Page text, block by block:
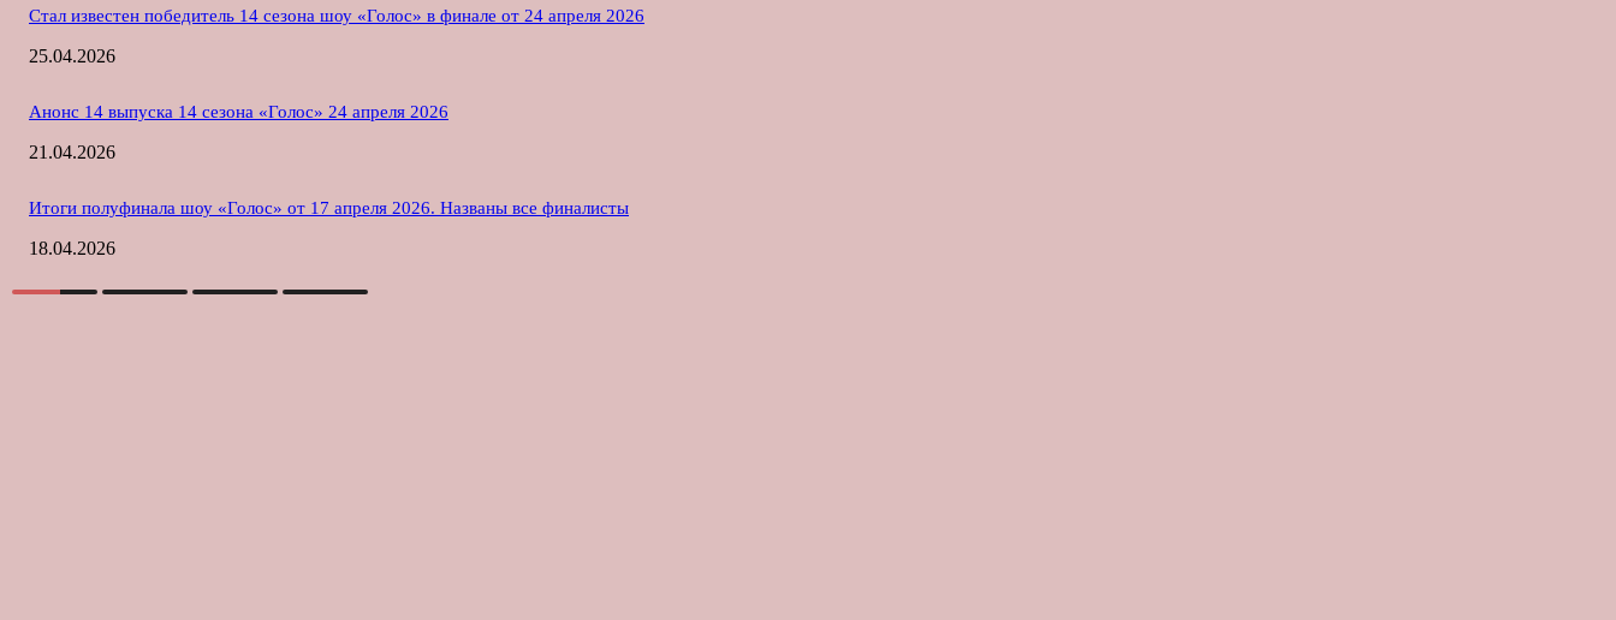
Стал известен победитель 14 сезона шоу «Голос» в финале от 24 апреля 2026
25.04.2026
Анонс 14 выпуска 14 сезона «Голос» 24 апреля 2026
21.04.2026
Итоги полуфинала шоу «Голос» от 17 апреля 2026. Названы все финалисты
18.04.2026